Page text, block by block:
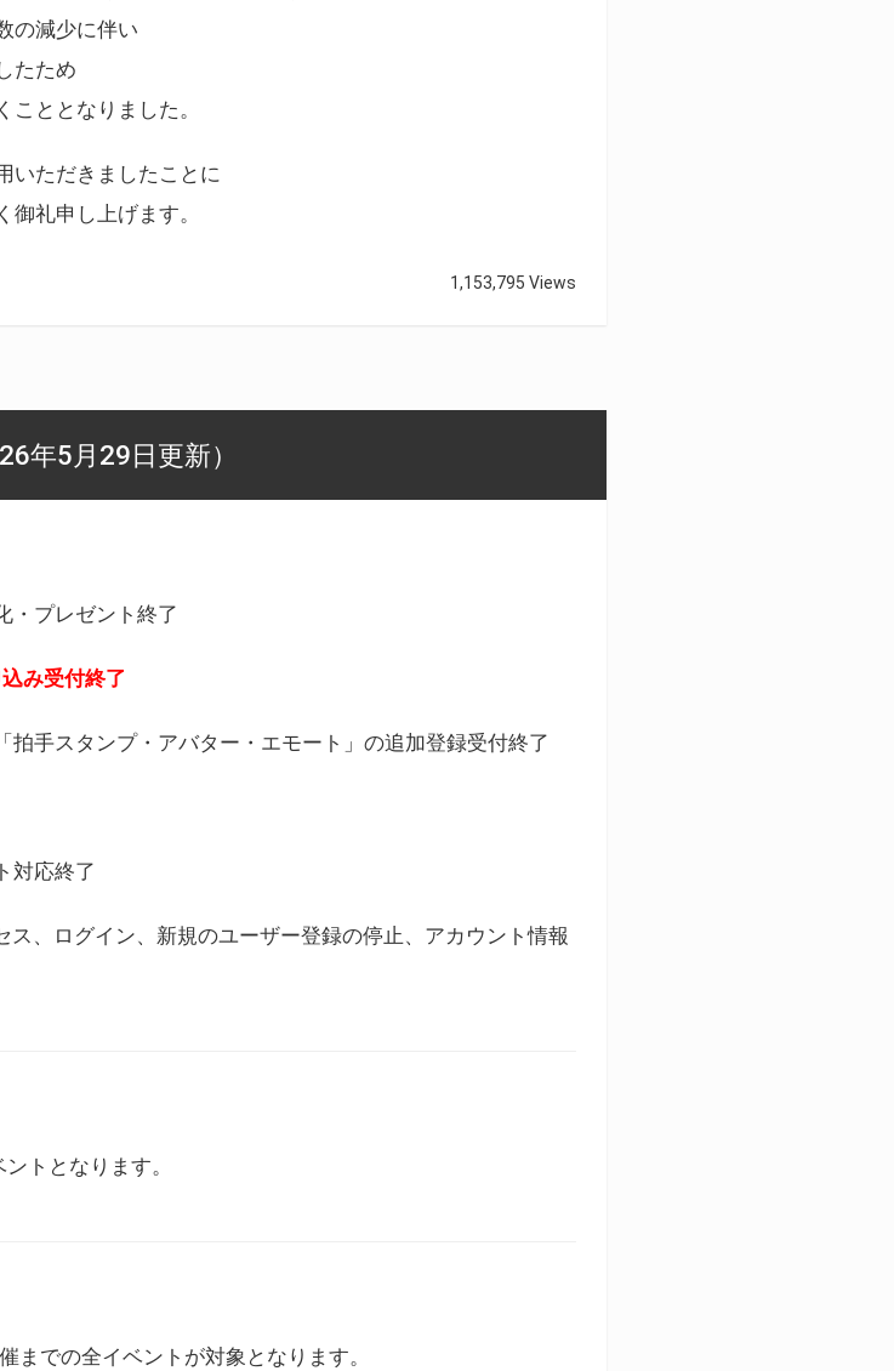
の減少に伴い
たため
ととなりました。
いただきましたことに
御礼申し上げます。
1,153,795 Views
年5月29日更新）
・プレゼント終了
み受付終了
手スタンプ・アバター・エモート」の追加登録受付終了
対応終了
ス、ログイン、新規のユーザー登録の停止、アカウント情報
トとなります。
までの全イベントが対象となります。